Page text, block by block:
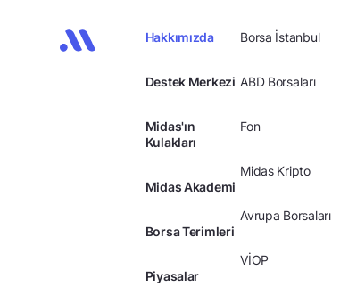
Hakkımızda
Destek Merkezi
Midas'ın
Kulakları
Midas Akademi
Borsa Terimleri
Piyasalar
Borsa İstanbul
ABD Borsaları
Fon
Midas Kripto
Avrupa Borsaları
VİOP